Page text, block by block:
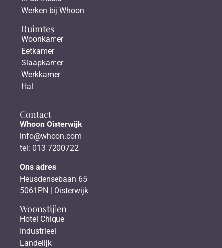
Werken bij Whoon
Ruimtes
Woonkamer
Eetkamer
Slaapkamer
Werkkamer
Hal
Contact
Whoon Oisterwijk
info@whoon.com
tel: 013 7200722
Ons adres
Heusdensebaan 65
5061PN | Oisterwijk
Woonstijlen
Hotel Chique
Industrieel
Landelijk